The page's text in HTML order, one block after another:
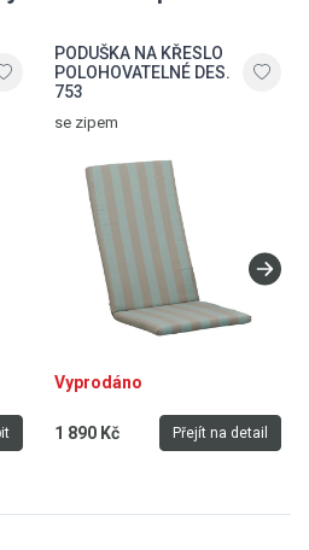
PODUŠKA NA KŘESLO
POLOHOVATELNÉ DES.
753
se zipem
Vyprodáno
1 890 Kč Přejít na detail